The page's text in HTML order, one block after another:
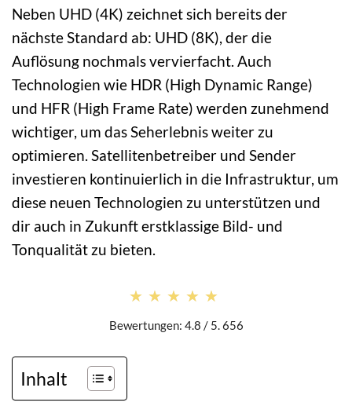
Neben UHD (4K) zeichnet sich bereits der
nächste Standard ab: UHD (8K), der die
Auflösung nochmals vervierfacht. Auch
Technologien wie HDR (High Dynamic Range)
und HFR (High Frame Rate) werden zunehmend
wichtiger, um das Seherlebnis weiter zu
optimieren. Satellitenbetreiber und Sender
investieren kontinuierlich in die Infrastruktur, um
diese neuen Technologien zu unterstützen und
dir auch in Zukunft erstklassige Bild- und
Tonqualität zu bieten.
★★★★★
★★★★★
Bewertungen: 4.8 / 5. 656
Inhalt